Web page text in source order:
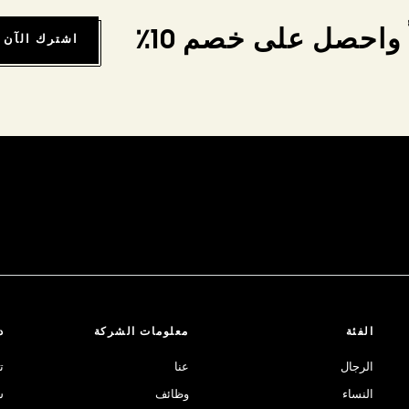
على خصم 10٪ اشترك الآن
الفئة
الرجال
النساء
معلومات الشركة
عنا
وظائف